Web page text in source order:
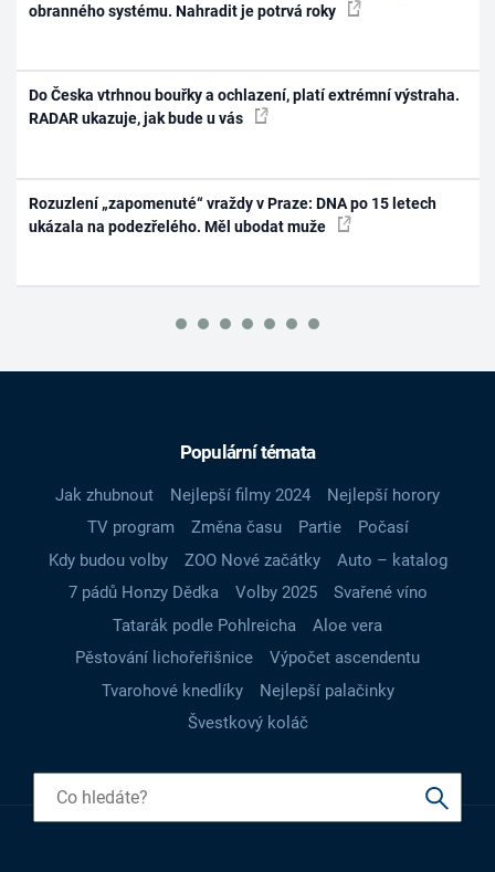
obranného systému. Nahradit je potrvá roky
Do Česka vtrhnou bouřky a ochlazení, platí extrémní výstraha.
RADAR ukazuje, jak bude u vás
Rozuzlení „zapomenuté“ vraždy v Praze: DNA po 15 letech
ukázala na podezřelého. Měl ubodat muže
Populární témata
Jak zhubnout Nejlepší filmy 2024
Nejlepší horory
TV program
Změna času Partie
Počasí
Kdy budou volby
ZOO Nové začátky
Auto – katalog
7 pádů Honzy Dědka
Volby 2025
Svařené víno
Tatarák podle Pohlreicha
Aloe vera
Pěstování lichořeřišnice
Výpočet ascendentu
Tvarohové knedlíky
Nejlepší palačinky
Švestkový koláč